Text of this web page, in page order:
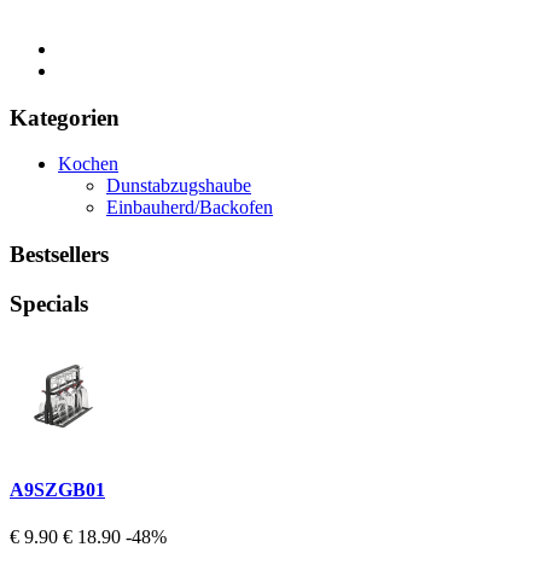
Kategorien
Kochen
Dunstabzugshaube
Einbauherd/Backofen
Bestsellers
Specials
A9SZGB01
€ 9.90 € 18.90 -48%